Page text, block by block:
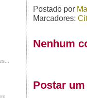
Postado por
Marcadores:
Nenhum
Postar